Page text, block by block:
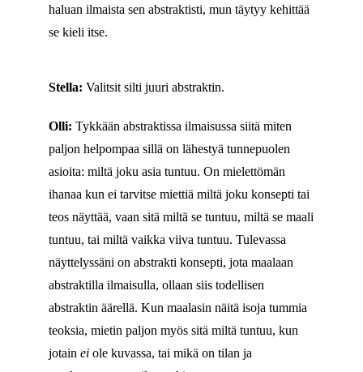
haluan ilmaista sen abstraktisti, mun täytyy kehittää
se kieli itse.
Stella: Valitsit silti juuri abstraktin.
Olli: Tykkään abstraktissa ilmaisussa siitä miten
paljon helpompaa sillä on lähestyä tunnepuolen
asioita: miltä joku asia tuntuu. On mielettömän
ihanaa kun ei tarvitse miettiä miltä joku konsepti tai
teos näyttää, vaan sitä miltä se tuntuu, miltä se maali
tuntuu, tai miltä vaikka viiva tuntuu. Tulevassa
näyttelyssäni on abstrakti konsepti, jota maalaan
abstraktilla ilmaisulla, ollaan siis todellisen
abstraktin äärellä. Kun maalasin näitä isoja tummia
teoksia, mietin paljon myös sitä miltä tuntuu, kun
jotain eiole kuvassa, tai mikä on tilan ja